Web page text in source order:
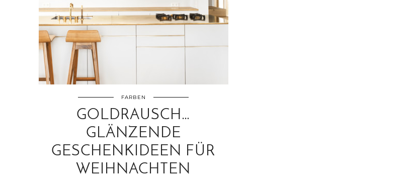
FARBEN
GOLDRAUSCH…
GLÄNZENDE
GESCHENKIDEEN FÜR
WEIHNACHTEN